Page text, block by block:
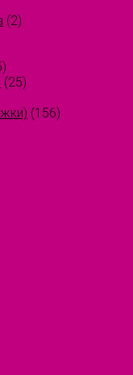
(2)
(25)
(156)